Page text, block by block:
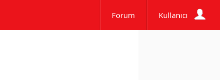
Forum Kullanıcı